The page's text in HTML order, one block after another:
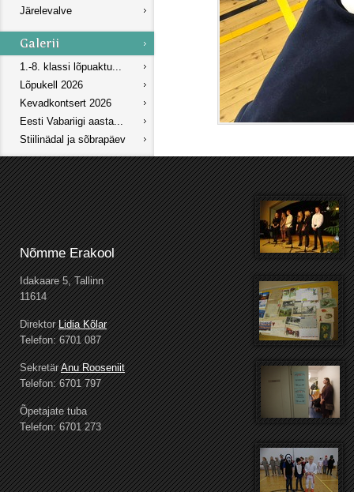
Järelevalve
1.-8. klassi lõpuaktu...
Lõpukell 2026
Kevadkontsert 2026
Eesti Vabariigi aasta...
Stiilinädal ja sõbrapäev
Nõmme Erakool
Idakaare 5, Tallinn
11614
DirektorLidia Kõlar
Telefon: 6701 087
SekretärAnu Rooseniit
Telefon: 6701 797
Õpetajate tuba
Telefon: 6701 273